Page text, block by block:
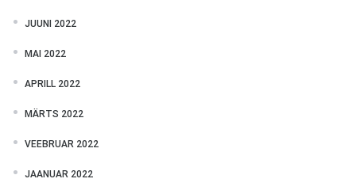
JUUNI 2022
MAI 2022
APRILL 2022
MÄRTS 2022
VEEBRUAR 2022
JAANUAR 2022